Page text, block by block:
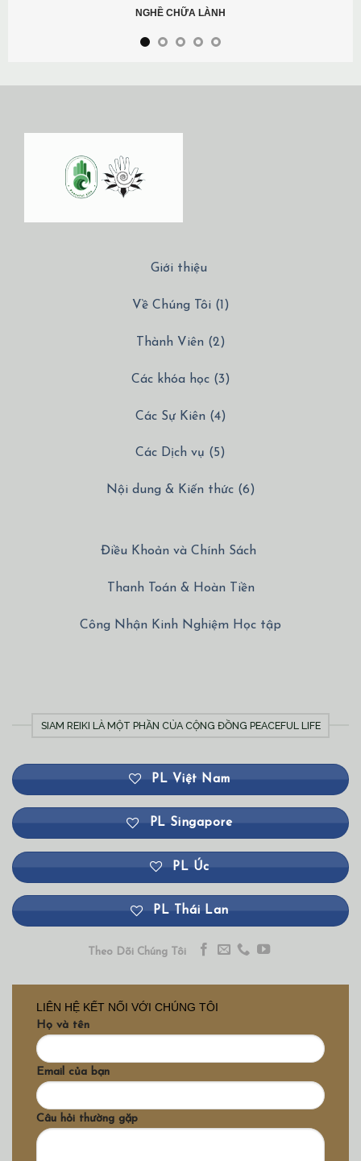
NGHỀ CHỮA LÀNH
Giới thiệu
Về Chúng Tôi (1)
Thành Viên (2)
Các khóa học (3)
Các Sự Kiên (4)
Các Dịch vụ (5)
Nội dung & Kiến thức (6)
Điều Khoản và Chính Sách
Thanh Toán & Hoàn Tiền
Công Nhận Kinh Nghiệm Học tập
SIAM REIKI LÀ MỘT PHẦN CỦA CỘNG ĐỒNG PEACEFUL LIFE
PL Việt Nam
PL Singapore
PL Úc
PL Thái Lan
Theo Dõi Chúng Tôi
LIÊN HỆ KẾT NỐI VỚI CHÚNG TÔI
Họ và tên
Email của bạn
Câu hỏi thường gặp